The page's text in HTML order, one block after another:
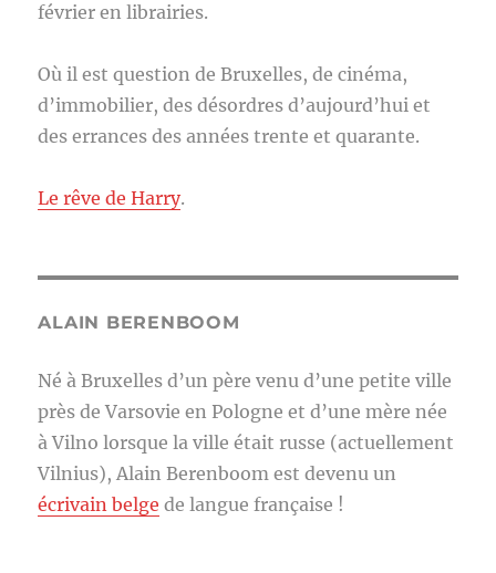
février en librairies.
Où il est question de Bruxelles, de cinéma,
d’immobilier, des désordres d’aujourd’hui et
des errances des années trente et quarante.
Le rêve de Harry.
ALAIN BERENBOOM
Né à Bruxelles d’un père venu d’une petite ville
près de Varsovie en Pologne et d’une mère née
à Vilno lorsque la ville était russe (actuellement
Vilnius), Alain Berenboom est devenu un
écrivain belge de langue française !